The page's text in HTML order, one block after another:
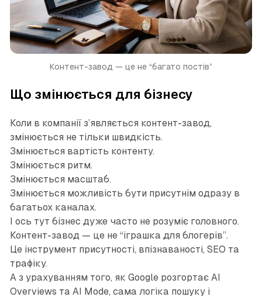
Контент-завод — це не “багато постів”
Що змінюється для бізнесу
Коли в компанії з’являється контент-завод,
змінюється не тільки швидкість.
Змінюється вартість контенту.
Змінюється ритм.
Змінюється масштаб.
Змінюється можливість бути присутнім одразу в
багатьох каналах.
І ось тут бізнес дуже часто не розуміє головного.
Контент-завод — це не “іграшка для блогерів”.
Це інструмент присутності, впізнаваності, SEO та
трафіку.
А з урахуванням того, як Google розгортає AI
Overviews та AI Mode, сама логіка пошуку і